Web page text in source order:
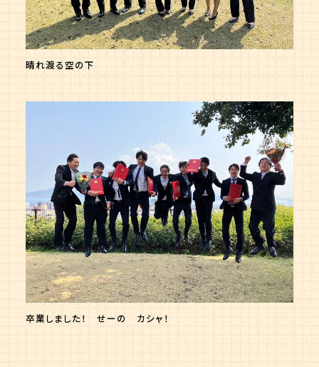
晴れ渡る空の下
卒業しました！ せーの カシャ！